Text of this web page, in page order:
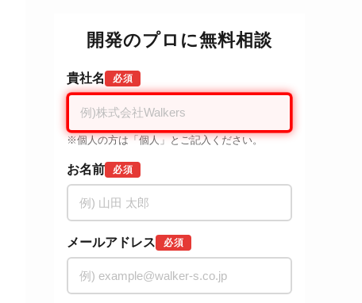
開発のプロに無料相談
貴社名 必須
※個人の方は「個人」とご記入ください。
お名前 必須
メールアドレス 必須